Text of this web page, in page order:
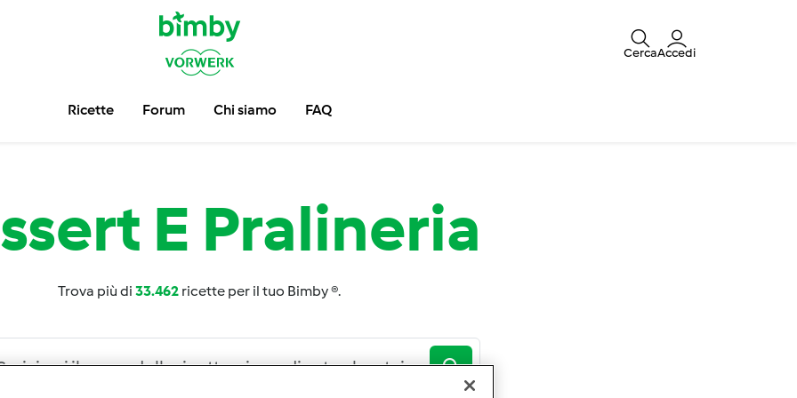
CercaAccedi
Ricette Forum Chi siamo FAQ
E Pralineria
Trova più di 33.462 ricette per il tuo Bimby ®.